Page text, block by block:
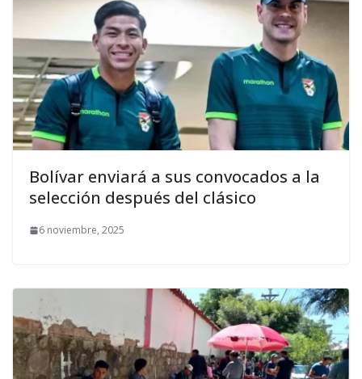
Bolívar enviará a sus convocados a la
selección después del clásico
6 noviembre, 2025